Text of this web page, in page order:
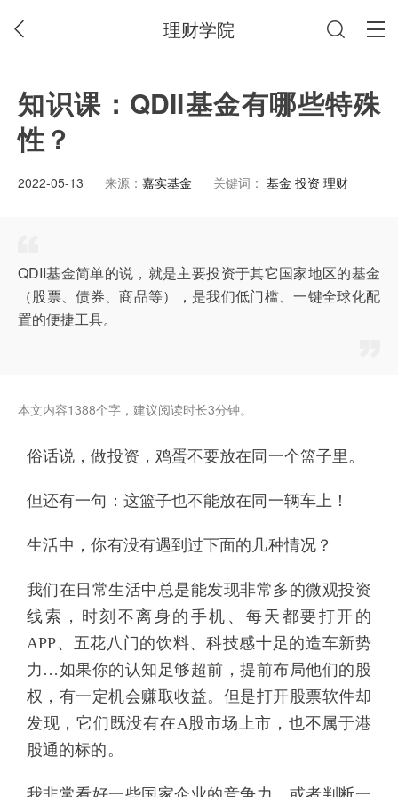
理财学院
知识课：QDII基金有哪些特殊
性？
2022-05-13 来源： 嘉实基金 关键词： 基金 投资 理财
QDII基金简单的说，就是主要投资于其它国家地区的基金
（股票、债券、商品等），是我们低门槛、一键全球化配
置的便捷工具。
本文内容1388个字，建议阅读时长3分钟。
俗话说，做投资，鸡蛋不要放在同一个篮子里。
但还有一句：这篮子也不能放在同一辆车上！
生活中，你有没有遇到过下面的几种情况？
我们在日常生活中总是能发现非常多的微观投资
线索，时刻不离身的手机、每天都要打开的
APP、五花八门的饮料、科技感十足的造车新势
力…如果你的认知足够超前，提前布局他们的股
权，有一定机会赚取收益。但是打开股票软件却
发现，它们既没有在A股市场上市，也不属于港
股通的标的。